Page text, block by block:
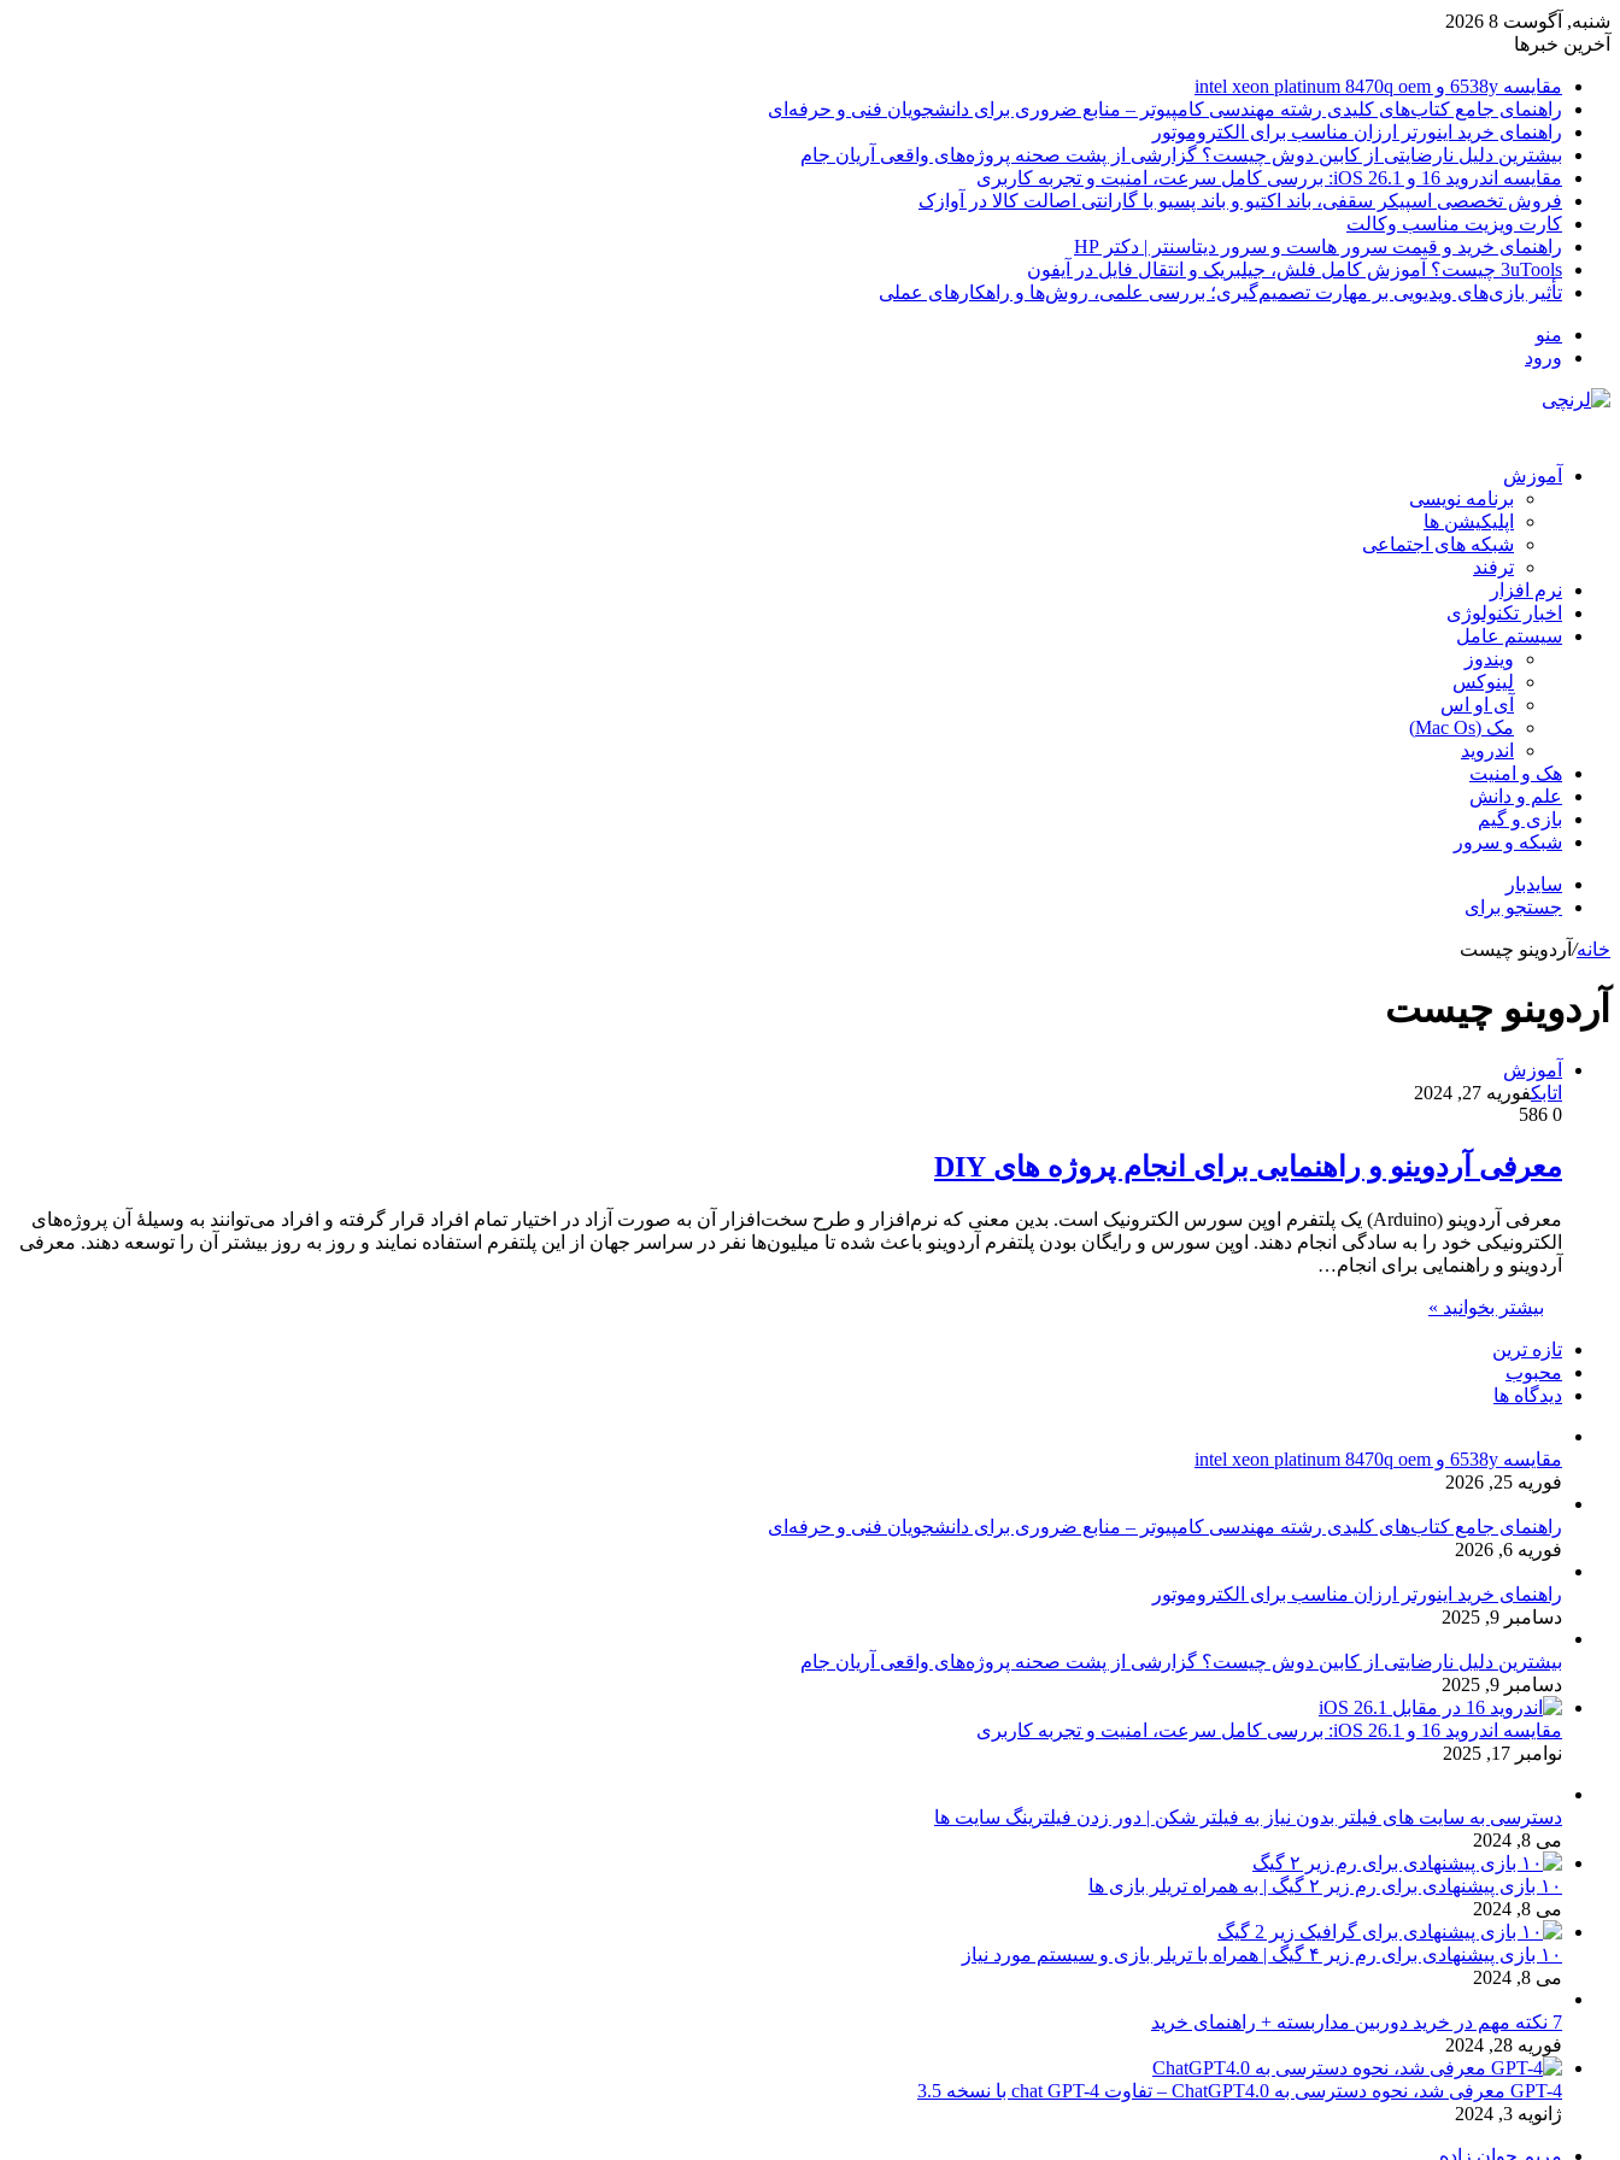
شنبه, آگوست 8 2026
آخرین خبرها
مقایسه 6538y و intel xeon platinum 8470q oem
راهنمای جامع کتاب‌های کلیدی رشته مهندسی کامپیوتر – منابع ضروری برای دانشجویان فنی و حرفه‌ای
راهنمای خرید اینورتر ارزان مناسب برای الکتروموتور
بیشترین دلیل نارضایتی از کابین دوش چیست؟ گزارشی از پشت صحنه پروژه‌های واقعی آریان جام
مقایسه اندروید 16 و iOS 26.1: بررسی کامل سرعت، امنیت و تجربه کاربری
فروش تخصصی اسپیکر سقفی، باند اکتیو و باند پسیو با گارانتی اصالت کالا در آوازک
کارت ویزیت مناسب وکالت
راهنمای خرید و قیمت سرور هاست و سرور دیتاسنتر | دکتر HP
3uTools چیست؟ آموزش کامل فلش، جیلبریک و انتقال فایل در آیفون
تأثیر بازی‌های ویدیویی بر مهارت تصمیم‌گیری؛ بررسی علمی، روش‌ها و راهکارهای عملی
منو
ورود
آموزش
برنامه نویسی
اپلیکیشن ها
شبکه های اجتماعی
ترفند
نرم افزار
اخبار تکنولوژی
سیستم عامل
ویندوز
لینوکس
آی او اس
مک (Mac Os)
اندروید
هک و امنیت
علم و دانش
بازی و گیم
شبکه و سرور
سایدبار
جستجو برای
خانه/ آردوینو چیست
آردوینو چیست
آموزش
اتابکفوریه 27, 2024
0
معرفی آردوینو و راهنمایی برای انجام پروژه های DIY
معرفی آردوینو (Arduino) یک پلتفرم اوپن سورس الکترونیک است. بدین معنی که نرم‌افزار و طرح سخت‌افزار آن به صورت آزاد در اختیار تمام افراد قرار گرفته و افراد می‌توانند به وسیلهٔ آن پروژه‌های
الکترونیکی خود را به سادگی انجام دهند. اوپن سورس و رایگان بودن پلتفرم آردوینو باعث شده تا میلیون‌ها نفر در سراسر جهان از این پلتفرم استفاده نمایند و روز به روز بیشتر آن را توسعه دهند. معرفی
آردوینو و راهنمایی برای انجام…
بیشتر بخوانید »
تازه ترین
محبوب
دیدگاه ها
مقایسه 6538y و intel xeon platinum 8470q oem
فوریه 25, 2026
راهنمای جامع کتاب‌های کلیدی رشته مهندسی کامپیوتر – منابع ضروری برای دانشجویان فنی و حرفه‌ای
فوریه 6, 2026
راهنمای خرید اینورتر ارزان مناسب برای الکتروموتور
دسامبر 9, 2025
بیشترین دلیل نارضایتی از کابین دوش چیست؟ گزارشی از پشت صحنه پروژه‌های واقعی آریان جام
دسامبر 9, 2025
مقایسه اندروید 16 و iOS 26.1: بررسی کامل سرعت، امنیت و تجربه کاربری
نوامبر 17, 2025
دسترسی به سایت های فیلتر بدون نیاز به فیلتر شکن | دور زدن فیلترینگ سایت ها
می 8, 2024
۱۰ بازی پیشنهادی برای رم زیر ۲ گیگ | به همراه تریلر بازی ها
می 8, 2024
۱۰ بازی پیشنهادی برای رم زیر ۴ گیگ | همراه با تریلر بازی و سیستم مورد نیاز
می 8, 2024
7 نکته مهم در خرید دوربین مداربسته + راهنمای خرید
فوریه 28, 2024
GPT-4 معرفی شد، نحوه دسترسی به ChatGPT4.0 – تفاوت chat GPT-4 با نسخه 3.5
ژانویه 3, 2024
مریم جوان زاده